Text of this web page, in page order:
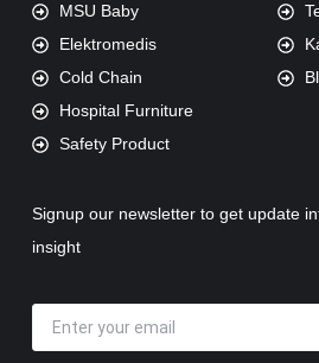
MSU Baby
Elektromedis
Cold Chain
Hospital Furniture
Safety Product
Signup our newsletter to get update
insight